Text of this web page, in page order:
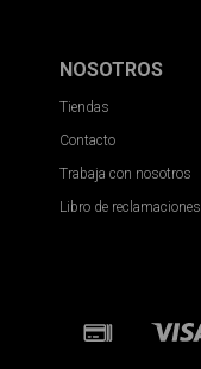
NOSOTROS
Tiendas
Contacto
Trabaja con nosotros
Libro de reclamaciones